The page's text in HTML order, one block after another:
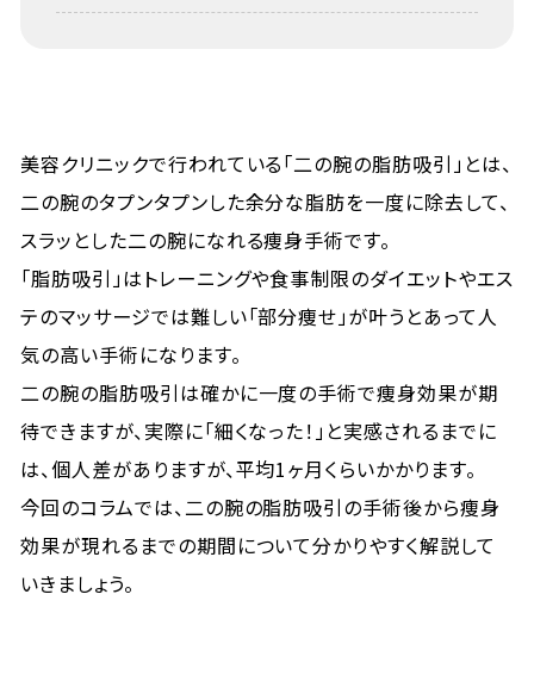
美容クリニックで行われている「二の腕の脂肪吸引」とは、
二の腕のタプンタプンした余分な脂肪を一度に除去して、
スラッとした二の腕になれる痩身手術です。
「脂肪吸引」はトレーニングや食事制限のダイエットやエス
テのマッサージでは難しい「部分痩せ」が叶うとあって人
気の高い手術になります。
二の腕の脂肪吸引は確かに一度の手術で痩身効果が期
待できますが、実際に「細くなった！」と実感されるまでに
は、個人差がありますが、平均1ヶ月くらいかかります。
今回のコラムでは、二の腕の脂肪吸引の手術後から痩身
効果が現れるまでの期間について分かりやすく解説して
いきましょう。